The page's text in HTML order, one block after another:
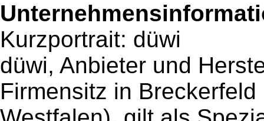
Kurzportrait: düwi
düwi, Anbieter und
Firmensitz in